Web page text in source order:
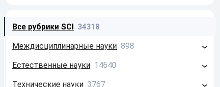
Все рубрики SCI 34318
Междисциплинарные науки 898
Философия
213
Естественные науки 14640
Математика 2586
Технические науки 3767